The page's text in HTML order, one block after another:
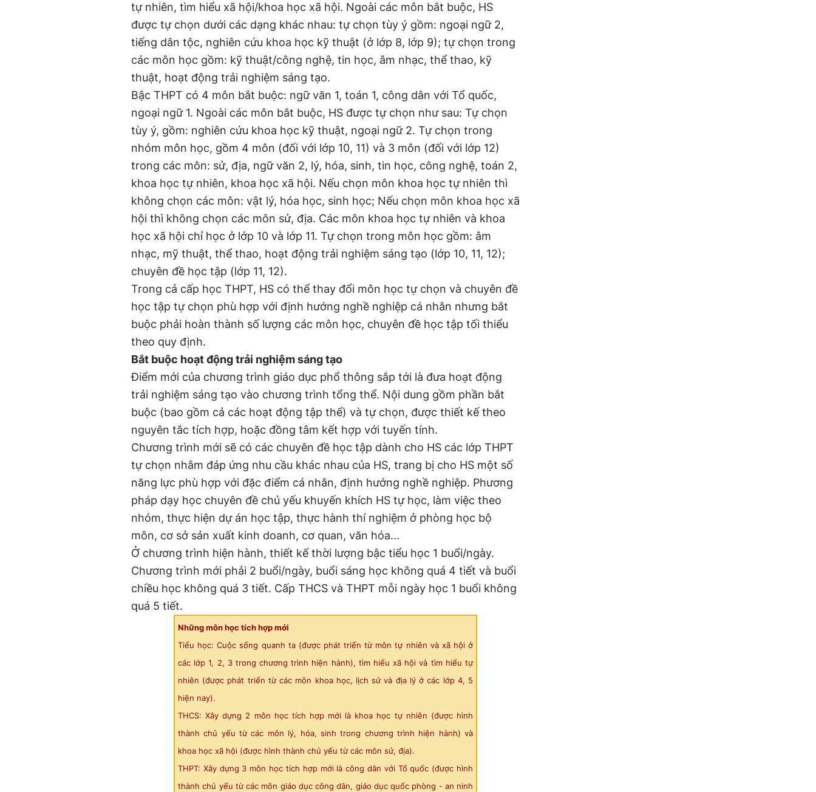
tự nhiên, tìm hiểu xã hội/khoa học xã hội. Ngoài các môn bắt buộc, HS
được tự chọn dưới các dạng khác nhau: tự chọn tùy ý gồm: ngoại ngữ 2,
tiếng dân tộc, nghiên cứu khoa học kỹ thuật (ở lớp 8, lớp 9); tự chọn trong
các môn học gồm: kỹ thuật/công nghệ, tin học, âm nhạc, thể thao, kỹ
thuật, hoạt động trải nghiệm sáng tạo.
Bậc THPT có 4 môn bắt buộc: ngữ văn 1, toán 1, công dân với Tổ quốc,
ngoại ngữ 1. Ngoài các môn bắt buộc, HS được tự chọn như sau: Tự chọn
tùy ý, gồm: nghiên cứu khoa học kỹ thuật, ngoại ngữ 2. Tự chọn trong
nhóm môn học, gồm 4 môn (đối với lớp 10, 11) và 3 môn (đối với lớp 12)
trong các môn: sử, địa, ngữ văn 2, lý, hóa, sinh, tin học, công nghệ, toán 2,
khoa học tự nhiên, khoa học xã hội. Nếu chọn môn khoa học tự nhiên thì
không chọn các môn: vật lý, hóa học, sinh học; Nếu chọn môn khoa học xã
hội thì không chọn các môn sử, địa. Các môn khoa học tự nhiên và khoa
học xã hội chỉ học ở lớp 10 và lớp 11. Tự chọn trong môn học gồm: âm
nhạc, mỹ thuật, thể thao, hoạt động trải nghiệm sáng tạo (lớp 10, 11, 12);
chuyên đề học tập (lớp 11, 12).
Trong cả cấp học THPT, HS có thể thay đổi môn học tự chọn và chuyên đề
học tập tự chọn phù hợp với định hướng nghề nghiệp cá nhân nhưng bắt
buộc phải hoàn thành số lượng các môn học, chuyên đề học tập tối thiểu
theo quy định.
Bắt buộc hoạt động trải nghiệm sáng tạo
Điểm mới của chương trình giáo dục phổ thông sắp tới là đưa hoạt động
trải nghiệm sáng tạo vào chương trình tổng thể. Nội dung gồm phần bắt
buộc (bao gồm cả các hoạt động tập thể) và tự chọn, được thiết kế theo
nguyên tắc tích hợp, hoặc đồng tâm kết hợp với tuyến tính.
Chương trình mới sẽ có các chuyên đề học tập dành cho HS các lớp THPT
tự chọn nhằm đáp ứng nhu cầu khác nhau của HS, trang bị cho HS một số
năng lực phù hợp với đặc điểm cá nhân, định hướng nghề nghiệp. Phương
pháp dạy học chuyên đề chủ yếu khuyến khích HS tự học, làm việc theo
nhóm, thực hiện dự án học tập, thực hành thí nghiệm ở phòng học bộ
môn, cơ sở sản xuất kinh doanh, cơ quan, văn hóa...
Ở chương trình hiện hành, thiết kế thời lượng bậc tiểu học 1 buổi/ngày.
Chương trình mới phải 2 buổi/ngày, buổi sáng học không quá 4 tiết và buổi
chiều học không quá 3 tiết. Cấp THCS và THPT mỗi ngày học 1 buổi không
quá 5 tiết.
Những môn học tích hợp mới
Tiểu học: Cuộc sống quanh ta (được phát triển từ môn tự nhiên và xã hội ở
các lớp 1, 2, 3 trong chương trình hiện hành), tìm hiểu xã hội và tìm hiểu tự
nhiên (được phát triển từ các môn khoa học, lịch sử và địa lý ở các lớp 4, 5
hiện nay).
THCS: Xây dựng 2 môn học tích hợp mới là khoa học tự nhiên (được hình
thành chủ yếu từ các môn lý, hóa, sinh trong chương trình hiện hành) và
khoa học xã hội (được hình thành chủ yếu từ các môn sử, địa).
THPT: Xây dựng 3 môn học tích hợp mới là công dân với Tổ quốc (được hình
thành chủ yếu từ các môn giáo dục công dân, giáo dục quốc phòng - an ninh